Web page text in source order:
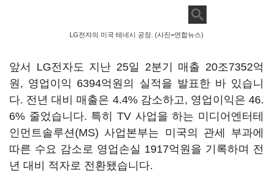
LG전자의 미국 테네시 공장. (사진=연합뉴스)
앞서 LG전자도 지난 25일 2분기 매출 20조7352억
원, 영업이익 6394억원의 실적을 발표한 바 있습니
다. 전년 대비 매출은 4.4% 감소하고, 영업이익은 46.
6% 줄었습니다. 특히 TV 사업을 하는 미디어엔터테
인먼트솔루션(MS) 사업본부는 미국의 관세 부과에
따른 수요 감소로 영업손실 1917억원을 기록하며 전
년 대비 적자로 전환됐습니다.